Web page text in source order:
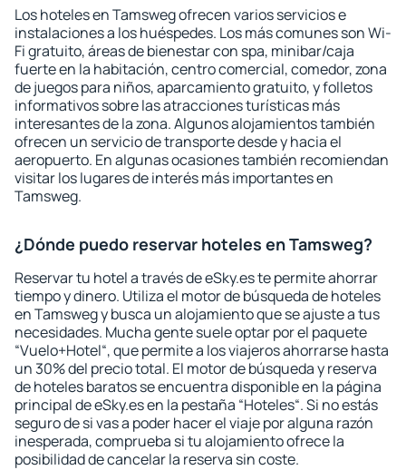
Los hoteles en Tamsweg ofrecen varios servicios e
instalaciones a los huéspedes. Los más comunes son Wi-
Fi gratuito, áreas de bienestar con spa, minibar/caja
fuerte en la habitación, centro comercial, comedor, zona
de juegos para niños, aparcamiento gratuito, y folletos
informativos sobre las atracciones turísticas más
interesantes de la zona. Algunos alojamientos también
ofrecen un servicio de transporte desde y hacia el
aeropuerto. En algunas ocasiones también recomiendan
visitar los lugares de interés más importantes en
Tamsweg.
¿Dónde puedo reservar hoteles en Tamsweg?
Reservar tu hotel a través de eSky.es te permite ahorrar
tiempo y dinero. Utiliza el motor de búsqueda de hoteles
en Tamsweg y busca un alojamiento que se ajuste a tus
necesidades. Mucha gente suele optar por el paquete
“Vuelo+Hotel“, que permite a los viajeros ahorrarse hasta
un 30% del precio total. El motor de búsqueda y reserva
de hoteles baratos se encuentra disponible en la página
principal de eSky.es en la pestaña “Hoteles“. Si no estás
seguro de si vas a poder hacer el viaje por alguna razón
inesperada, comprueba si tu alojamiento ofrece la
posibilidad de cancelar la reserva sin coste.